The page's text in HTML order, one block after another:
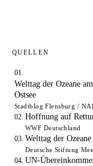
QUELLEN
Welttag der Ozeane
Ostsee
Stadtblog Flensburg /
Hoffnung auf
WWF Deutschland
Welttag der
Deutsche Stiftung
UN-